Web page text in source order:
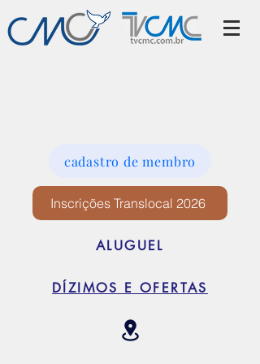
cadastro de membro
Inscrições Translocal 2026
ALUGUEL
DÍZIMOS E OFERTAS